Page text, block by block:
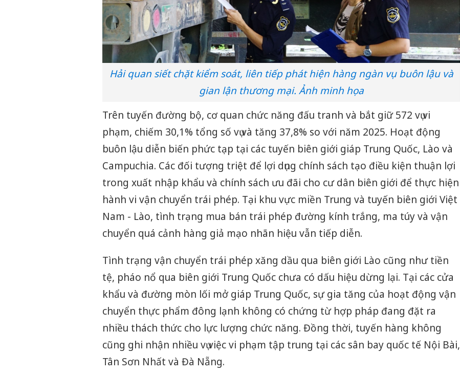
Hải quan siết chặt kiểm soát, liên tiếp phát hiện hàng ngàn vụ buôn lậu và
gian lận thương mại. Ảnh minh họa
Trên tuyến đường bộ, cơ quan chức năng đấu tranh và bắt giữ 572 vụ vi
phạm, chiếm 30,1% tổng số vụ và tăng 37,8% so với năm 2025. Hoạt động
buôn lậu diễn biến phức tạp tại các tuyến biên giới giáp Trung Quốc, Lào và
Campuchia. Các đối tượng triệt để lợi dụng chính sách tạo điều kiện thuận lợi
trong xuất nhập khẩu và chính sách ưu đãi cho cư dân biên giới để thực hiện
hành vi vận chuyển trái phép. Tại khu vực miền Trung và tuyến biên giới Việt
Nam - Lào, tình trạng mua bán trái phép đường kính trắng, ma túy và vận
chuyển quá cảnh hàng giả mạo nhãn hiệu vẫn tiếp diễn.
Tình trạng vận chuyển trái phép xăng dầu qua biên giới Lào cũng như tiền
tệ, pháo nổ qua biên giới Trung Quốc chưa có dấu hiệu dừng lại. Tại các cửa
khẩu và đường mòn lối mở giáp Trung Quốc, sự gia tăng của hoạt động vận
chuyển thực phẩm đông lạnh không có chứng từ hợp pháp đang đặt ra
nhiều thách thức cho lực lượng chức năng. Đồng thời, tuyến hàng không
cũng ghi nhận nhiều vụ việc vi phạm tập trung tại các sân bay quốc tế Nội Bài,
Tân Sơn Nhất và Đà Nẵng.